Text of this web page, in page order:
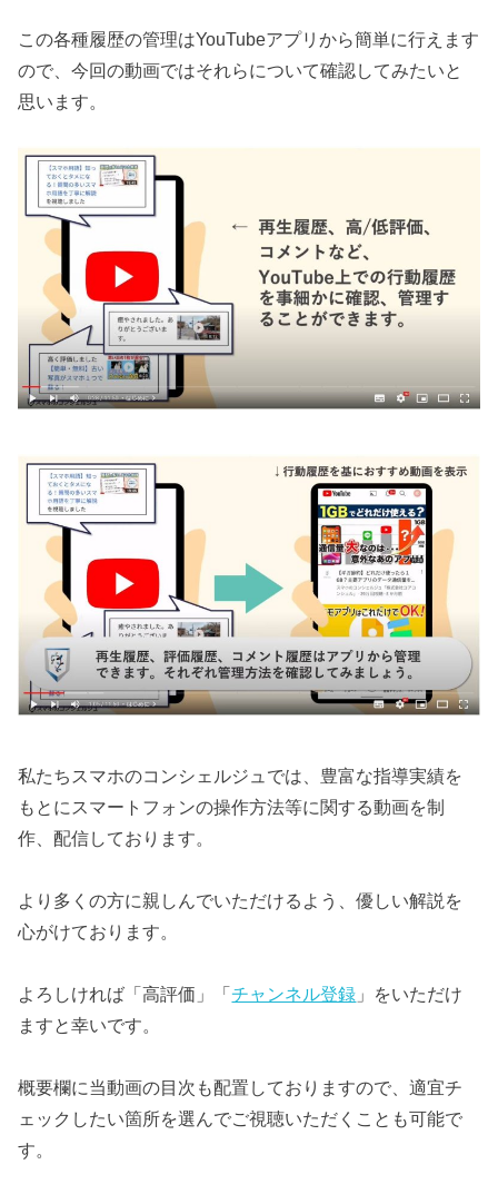
この各種履歴の管理はYouTubeアプリから簡単に行えます
ので、今回の動画ではそれらについて確認してみたいと
思います。
私たちスマホのコンシェルジュでは、豊富な指導実績を
もとにスマートフォンの操作方法等に関する動画を制
作、配信しております。
より多くの方に親しんでいただけるよう、優しい解説を
心がけております。
よろしければ「高評価」「チャンネル登録 」をいただけ
ますと幸いです。
概要欄に当動画の目次も配置しておりますので、適宜チ
ェックしたい箇所を選んでご視聴いただくことも可能で
す。